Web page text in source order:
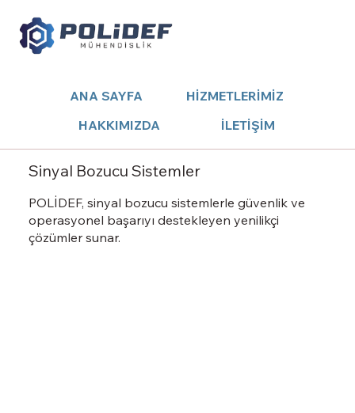
ANA SAYFA
HİZMETLERİMİZ
HAKKIMIZDA
İLETİŞİM
Sinyal Bozucu Sistemler
POLİDEF, sinyal bozucu sistemlerle güvenlik ve
operasyonel başarıyı destekleyen yenilikçi
çözümler sunar.